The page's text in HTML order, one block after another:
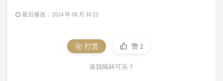
最后修改：2024 年 08 月 30 日
打赏 赞2
请我喝杯可乐？